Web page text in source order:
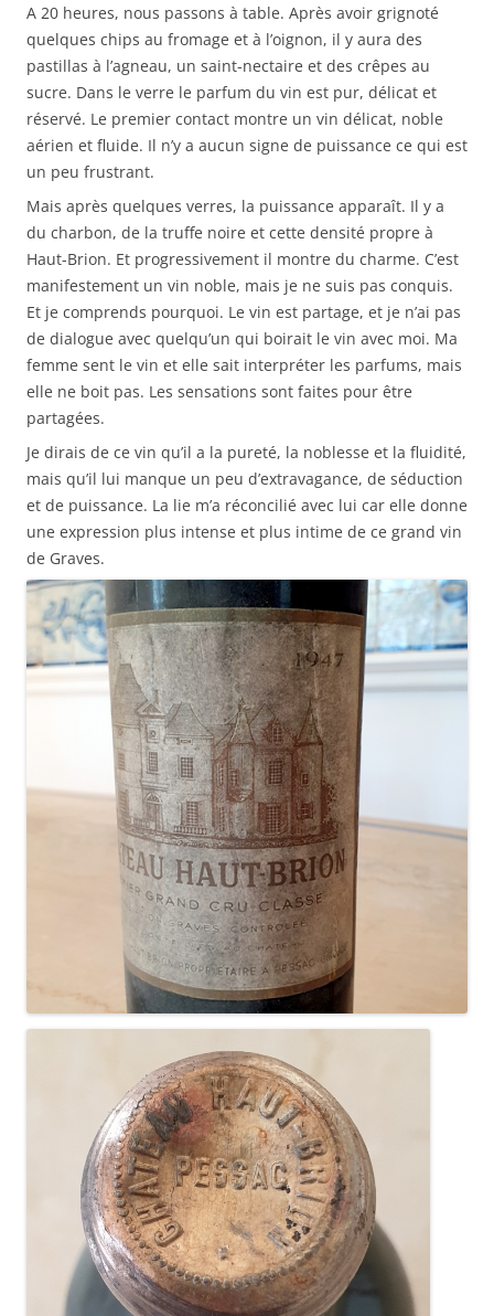
A 20 heures, nous passons à table. Après avoir grignoté
quelques chips au fromage et à l’oignon, il y aura des
pastillas à l’agneau, un saint-nectaire et des crêpes au
sucre. Dans le verre le parfum du vin est pur, délicat et
réservé. Le premier contact montre un vin délicat, noble
aérien et fluide. Il n’y a aucun signe de puissance ce qui est
un peu frustrant.
Mais après quelques verres, la puissance apparaît. Il y a
du charbon, de la truffe noire et cette densité propre à
Haut-Brion. Et progressivement il montre du charme. C’est
manifestement un vin noble, mais je ne suis pas conquis.
Et je comprends pourquoi. Le vin est partage, et je n’ai pas
de dialogue avec quelqu’un qui boirait le vin avec moi. Ma
femme sent le vin et elle sait interpréter les parfums, mais
elle ne boit pas. Les sensations sont faites pour être
partagées.
Je dirais de ce vin qu’il a la pureté, la noblesse et la fluidité,
mais qu’il lui manque un peu d’extravagance, de séduction
et de puissance. La lie m’a réconcilié avec lui car elle donne
une expression plus intense et plus intime de ce grand vin
de Graves.